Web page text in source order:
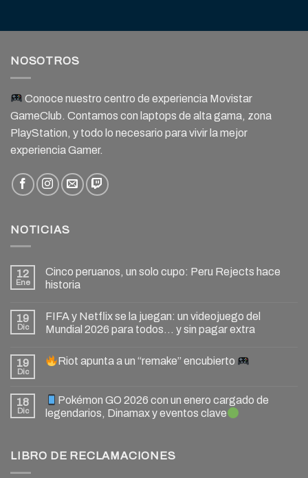
NOSOTROS
Conoce nuestro centro de experiencia Movistar
GameClub. Contamos con laptops de alta gama, zona
PlayStation, y todo lo necesario para vivir la mejor
experiencia Gamer.
NOTICIAS
12
Ene
Cinco peruanos, un solo cupo: Peru Rejects hace
historia
19
Dic
FIFA y Netflix se la juegan: un videojuego del
Mundial 2026 para todos… y sin pagar extra
19
Dic
Riot apunta a un “remake” encubierto
18
Dic
Pokémon GO 2026 con un enero cargado de
legendarios, Dinamax y eventos clave
LIBRO DE RECLAMACIONES